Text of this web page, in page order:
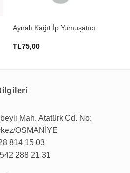
Aynalı Kağıt İp Yumuşatıcı
TL75,00
Mah. Atatürk Cd. No:
OSMANİYE
814 15 03
288 21 31